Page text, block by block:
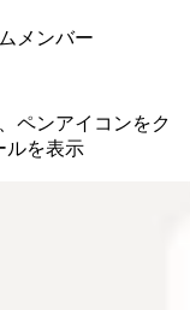
メンバー
ペンアイコンをク
ルを表示